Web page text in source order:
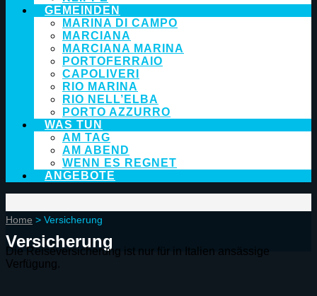
GEMEINDEN
MARINA DI CAMPO
MARCIANA
MARCIANA MARINA
PORTOFERRAIO
CAPOLIVERI
RIO MARINA
RIO NELL’ELBA
PORTO AZZURRO
WAS TUN
AM TAG
AM ABEND
WENN ES REGNET
ANGEBOTE
Home > Versicherung
Versicherung
Die Reiseversicherung ist nur für in Italien ansässige
Verfügung.